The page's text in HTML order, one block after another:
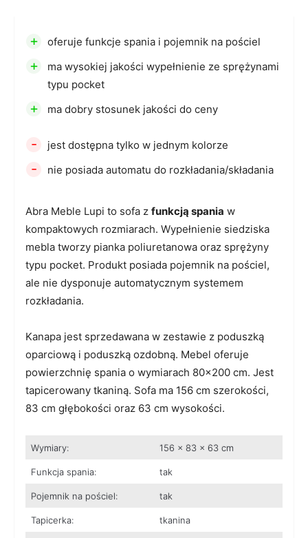
Abra Meble Lupi to sofa z funkcją spania w
kompaktowych rozmiarach. Wypełnienie siedziska
mebla tworzy pianka poliuretanowa oraz sprężyny
typu pocket. Produkt posiada pojemnik na pościel,
ale nie dysponuje automatycznym systemem
rozkładania.
Kanapa jest sprzedawana w zestawie z poduszką
oparciową i poduszką ozdobną. Mebel oferuje
powierzchnię spania o wymiarach 80×200 cm. Jest
tapicerowany tkaniną. Sofa ma 156 cm szerokości,
83 cm głębokości oraz 63 cm wysokości.
Wymiary: 156 x 83 x 63 cm
Funkcja spania: tak
Pojemnik na pościel: tak
Tapicerka: tkanina
+ oferuje funkcje spania i pojemnik na pościel
+
ma wysokiej jakości wypełnienie ze sprężynami
typu pocket
+ ma dobry stosunek jakości do ceny
- jest dostępna tylko w jednym kolorze
- nie posiada automatu do rozkładania/składania